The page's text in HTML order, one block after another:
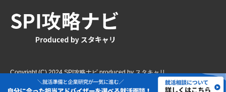
Copyright (C) 2024 SPI攻略ナビ produced by スタキャリ .
All Rights Reserved.